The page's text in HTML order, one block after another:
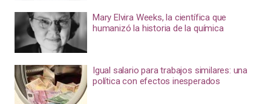
Mary Elvira Weeks, la científica que
humanizó la historia de la química
Igual salario para trabajos similares: una
política con efectos inesperados